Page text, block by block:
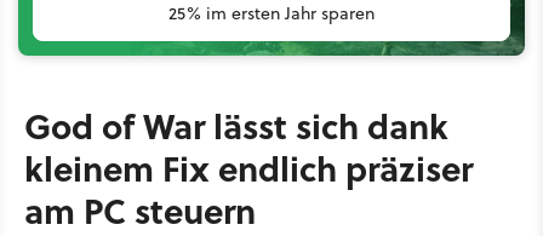
25% im ersten Jahr sparen
God of War lässt sich dank
kleinem Fix endlich präziser
am PC steuern